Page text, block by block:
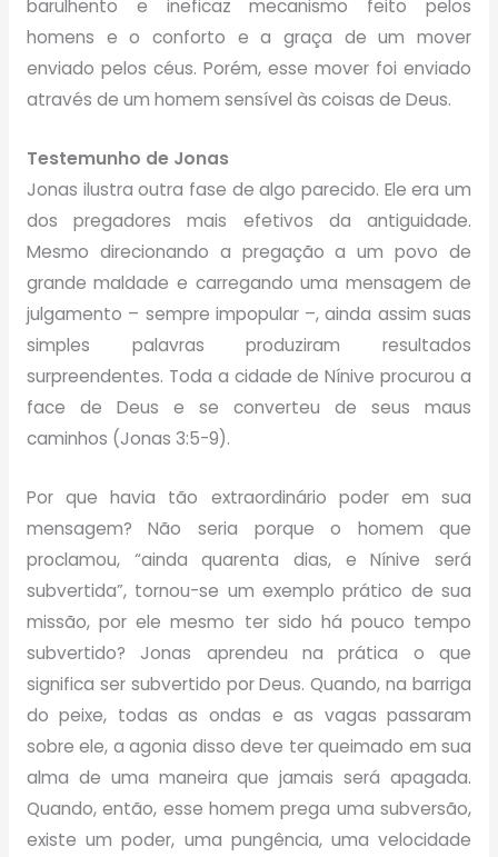
barulhento e ineficaz mecanismo feito pelos
homens e o conforto e a graça de um mover
enviado pelos céus. Porém, esse mover foi enviado
através de um homem sensível às coisas de Deus.
Testemunho de Jonas
Jonas ilustra outra fase de algo parecido. Ele era um
dos pregadores mais efetivos da antiguidade.
Mesmo direcionando a pregação a um povo de
grande maldade e carregando uma mensagem de
julgamento – sempre impopular –, ainda assim suas
simples palavras produziram resultados
surpreendentes. Toda a cidade de Nínive procurou a
face de Deus e se converteu de seus maus
caminhos (Jonas 3:5-9).
Por que havia tão extraordinário poder em sua
mensagem? Não seria porque o homem que
proclamou, “ainda quarenta dias, e Nínive será
subvertida”, tornou-se um exemplo prático de sua
missão, por ele mesmo ter sido há pouco tempo
subvertido? Jonas aprendeu na prática o que
significa ser subvertido por Deus. Quando, na barriga
do peixe, todas as ondas e as vagas passaram
sobre ele, a agonia disso deve ter queimado em sua
alma de uma maneira que jamais será apagada.
Quando, então, esse homem prega uma subversão,
existe um poder, uma pungência, uma velocidade